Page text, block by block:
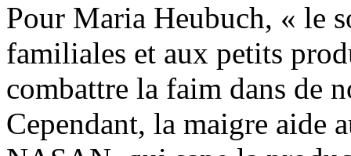
Pour Maria Heubuch, « le
familiales et aux petits
combattre la faim dans de
Cependant, la maigre aide